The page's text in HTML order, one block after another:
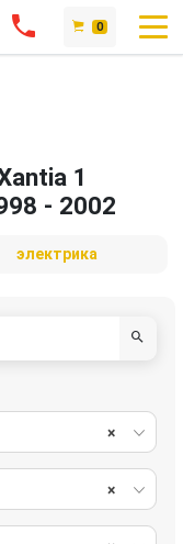
0
1
- 2002
электрика
×
×